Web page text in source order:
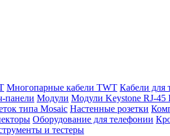
Многопарные кабели TWT Кабели
панели Модули Модули Keystone RJ-
типа Mosaic Настенные розетки
Оборудование для телефонии
и тестеры